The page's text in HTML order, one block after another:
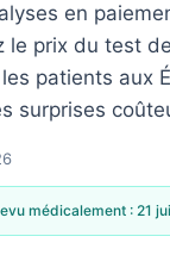
en
le prix du test
patients
surprises
médicalement : 21